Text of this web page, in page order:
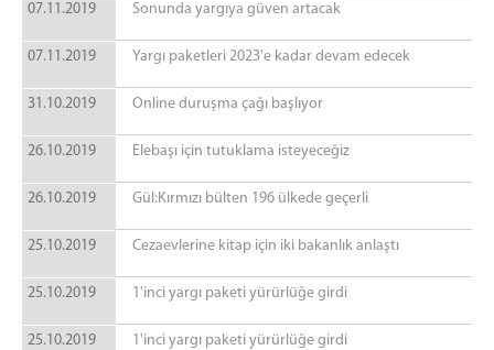
07.11.2019 Sonunda yargıya güven artacak
07.11.2019 Yargı paketleri 2023'e kadar devam edecek
31.10.2019 Online duruşma çağı başlıyor
26.10.2019 Elebaşı için tutuklama isteyeceğiz
26.10.2019 Gül:Kırmızı bülten 196 ülkede geçerli
25.10.2019 Cezaevlerine kitap için iki bakanlık anlaştı
25.10.2019 1'inci yargı paketi yürürlüğe girdi
25.10.2019 1'inci yargı paketi yürürlüğe girdi